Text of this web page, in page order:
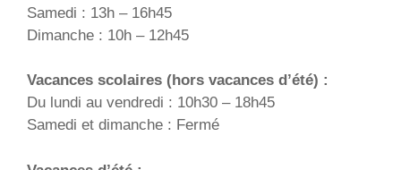
Samedi : 13h – 16h45
Dimanche : 10h – 12h45
Vacances scolaires (hors vacances d’été) :
Du lundi au vendredi : 10h30 – 18h45
Samedi et dimanche : Fermé